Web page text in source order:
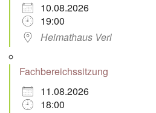
10.08.2026
19:00
Heimathaus Verl
Fachbereichssitzung
11.08.2026
18:00